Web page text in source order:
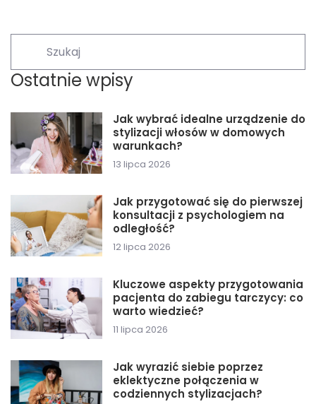
Ostatnie wpisy
Jak wybrać idealne urządzenie do
stylizacji włosów w domowych
warunkach?
13 lipca 2026
Jak przygotować się do pierwszej
konsultacji z psychologiem na
odległość?
12 lipca 2026
Kluczowe aspekty przygotowania
pacjenta do zabiegu tarczycy: co
warto wiedzieć?
11 lipca 2026
Jak wyrazić siebie poprzez
eklektyczne połączenia w
codziennych stylizacjach?